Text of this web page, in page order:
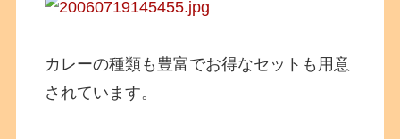
カレーの種類も豊富でお得なセットも用意
されています。